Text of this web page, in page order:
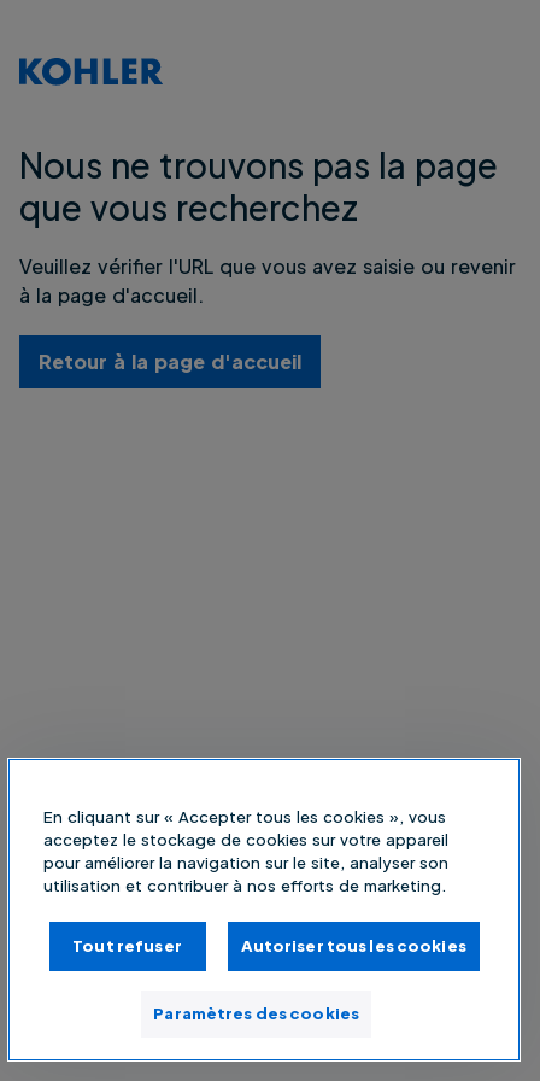
Nous ne trouvons pas la page
que vous recherchez
Veuillez vérifier l'URL que vous avez saisie ou revenir
à la page d'accueil.
Retour à la page d'accueil
En cliquant sur « Accepter tous les cookies », vous
acceptez le stockage de cookies sur votre appareil
pour améliorer la navigation sur le site, analyser son
utilisation et contribuer à nos efforts de marketing.
Tout refuser Autoriser tous les cookies
Paramètres des cookies